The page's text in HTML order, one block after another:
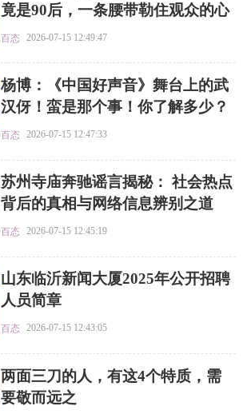
竟是90后，一条腰带勒住观众的心
百态 2026-07-15 12:49:47
​杨博：《中国好声音》舞台上的武
汉伢！蛮是那个事！你了解多少？
百态 2026-07-15 12:47:33
​苏州寺庙奔驰谣言揭秘： 社会热点
背后的真相与网络信息辨别之道
百态 2026-07-15 12:45:19
​山东临沂新闻大厦2025年公开招聘
人员简章
百态 2026-07-15 12:43:05
​两面三刀的人，有这4个特质，需
要敬而远之